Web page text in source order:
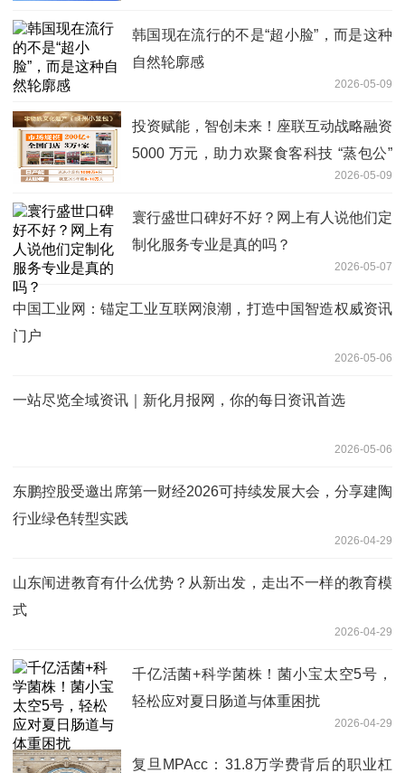
韩国现在流行的不是“超小脸”，而是这种
自然轮廓感
2026-05-09
投资赋能，智创未来！座联互动战略融资
5000 万元，助力欢聚食客科技 “蒸包公”
2026-05-09
寰行盛世口碑好不好？网上有人说他们定
制化服务专业是真的吗？
2026-05-07
中国工业网：锚定工业互联网浪潮，打造中国智造权威资讯
门户
2026-05-06
一站尽览全域资讯｜新化月报网，你的每日资讯首选
2026-05-06
东鹏控股受邀出席第一财经2026可持续发展大会，分享建陶
行业绿色转型实践
2026-04-29
山东闱进教育有什么优势？从新出发，走出不一样的教育模
式
2026-04-29
千亿活菌+科学菌株！菌小宝太空5号，
轻松应对夏日肠道与体重困扰
2026-04-29
复旦MPAcc：31.8万学费背后的职业杠